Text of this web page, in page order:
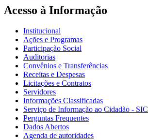
Acesso à Informação
Institucional
Ações e Programas
Participação Social
Auditorias
Convênios e Transferências
Receitas e Despesas
Licitações e Contratos
Servidores
Informações Classificadas
Serviço de Informação ao Cidadão - SIC
Perguntas Frequentes
Dados Abertos
Agenda de autoridades